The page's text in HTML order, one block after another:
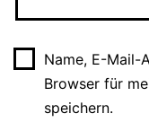
Name, E-Mail-
Browser für
speichern.